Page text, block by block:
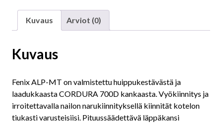
Kuvaus Arviot (0)
Kuvaus
Fenix ALP-MT on valmistettu huippukestävästä ja
laadukkaasta CORDURA 700D kankaasta. Vyökiinnitys ja
irroitettavalla nailon narukiinnityksellä kiinnität kotelon
tiukasti varusteisiisi. Pituussäädettävä läppäkansi